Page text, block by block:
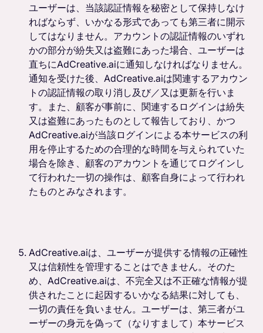
ユーザーは、当該認証情報を秘密として保持しなけ
ればならず、いかなる形式であっても第三者に開示
してはなりません。アカウントの認証情報のいずれ
かの部分が紛失又は盗難にあった場合、ユーザーは
直ちにAdCreative.aiに通知しなければなりません。
通知を受けた後、AdCreative.aiは関連するアカウン
トの認証情報の取り消し及び／又は更新を行いま
す。また、顧客が事前に、関連するログインは紛失
又は盗難にあったものとして報告しており、かつ
AdCreative.aiが当該ログインによる本サービスの利
用を停止するための合理的な時間を与えられていた
場合を除き、顧客のアカウントを通じてログインし
て行われた一切の操作は、顧客自身によって行われ
たものとみなされます。
AdCreative.aiは、ユーザーが提供する情報の正確性
又は信頼性を管理することはできません。そのた
め、AdCreative.aiは、不完全又は不正確な情報が提
供されたことに起因するいかなる結果に対しても、
一切の責任を負いません。ユーザーは、第三者がユ
ーザーの身元を偽って（なりすまして）本サービス